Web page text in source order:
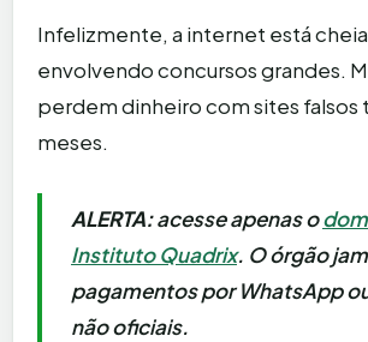
Infelizmente, a internet está
envolvendo concursos grandes.
perdem dinheiro com sites falsos
meses.
ALERTA:acesse apenas o
Instituto Quadrix. O órgão
pagamentos por WhatsApp
não oficiais.